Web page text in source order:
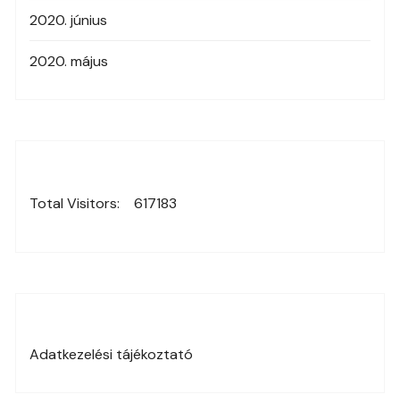
2020. június
2020. május
Total Visitors: 617183
Adatkezelési tájékoztató